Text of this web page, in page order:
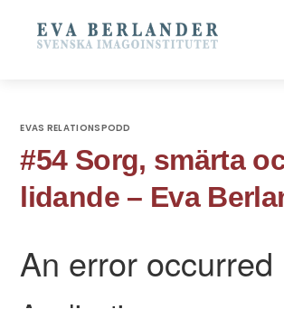
EVAS RELATIONSPODD
#54 Sorg, smärta
lidande – Eva